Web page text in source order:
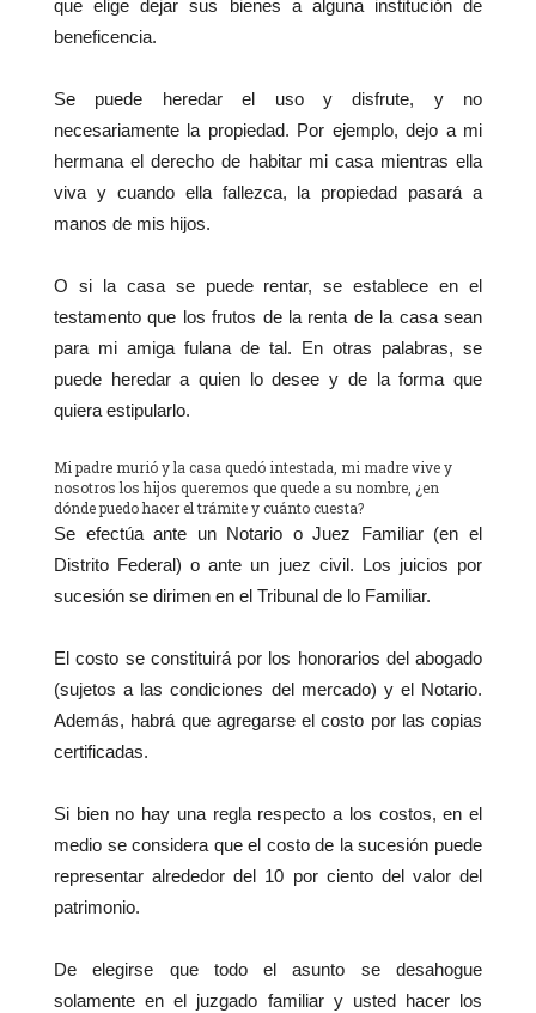
que elige dejar sus bienes a alguna institución de
beneficencia.
Se puede heredar el uso y disfrute, y no
necesariamente la propiedad. Por ejemplo, dejo a mi
hermana el derecho de habitar mi casa mientras ella
viva y cuando ella fallezca, la propiedad pasará a
manos de mis hijos.
O si la casa se puede rentar, se establece en el
testamento que los frutos de la renta de la casa sean
para mi amiga fulana de tal. En otras palabras, se
puede heredar a quien lo desee y de la forma que
quiera estipularlo.
Mi padre murió y la casa quedó intestada, mi madre vive y
nosotros los hijos queremos que quede a su nombre, ¿en
dónde puedo hacer el trámite y cuánto cuesta?
Se efectúa ante un Notario o Juez Familiar (en el
Distrito Federal) o ante un juez civil. Los juicios por
sucesión se dirimen en el Tribunal de lo Familiar.
El costo se constituirá por los honorarios del abogado
(sujetos a las condiciones del mercado) y el Notario.
Además, habrá que agregarse el costo por las copias
certificadas.
Si bien no hay una regla respecto a los costos, en el
medio se considera que el costo de la sucesión puede
representar alrededor del 10 por ciento del valor del
patrimonio.
De elegirse que todo el asunto se desahogue
solamente en el juzgado familiar y usted hacer los